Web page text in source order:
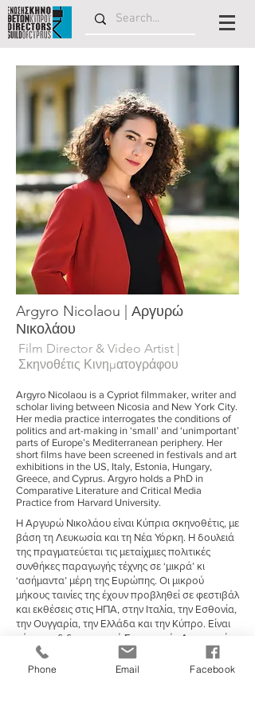
Argyro Nicolaou | Αργυρώ
Νικολάου
Film Director & Video Artist |
Σκηνοθέτις Κινηματογράφου
Argyro Nicolaou is a Cypriot filmmaker, writer and
scholar living between Nicosia and New York City.
Her media practice interrogates the conditions of
politics and art-making in ‘small’ and ‘unimportant’
parts of Europe’s Mediterranean periphery. Her
short films have been screened in festivals and art
exhibitions in the US, Italy, Estonia, Hungary,
Greece, and Cyprus. Argyro holds a PhD in
Comparative Literature and Critical Media
Practice from Harvard University.
Η Αργυρώ Νικολάου είναι Κύπρια σκηνοθέτις, με
βάση τη Λευκωσία και τη Νέα Υόρκη. Η δουλειά
της πραγματεύεται τις μεταίχμιες πολιτικές
συνθήκες παραγωγής τέχνης σε ‘μικρά’ κι
‘ασήμαντα’ μέρη της Ευρώπης. Οι μικρού
μήκους ταινίες της έχουν προβληθεί σε φεστιβάλ
και εκθέσεις στις ΗΠΑ, στην Ιταλία, την Εσθονία,
την Ουγγαρία, την Ελλάδα και την Κύπρο. Είναι
κάτοχος διδακτορικού Συγκριτικής Λογοτεχνίας
και Κριτικής Πρακτικής Μέσων από το
πανεπιστήμιο Χάρβαρντ.
Phone Email Facebook